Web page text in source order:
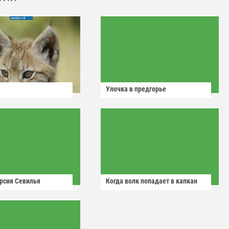
Улочка в предгорье
Севилья Когда волк попадает в капкан